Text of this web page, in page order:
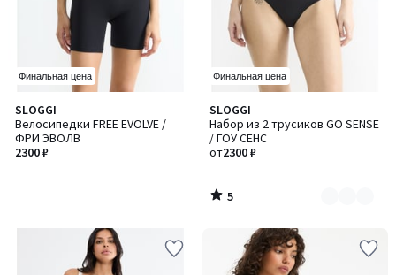
Финальная цена
SLOGGI
Велосипедки FREE EVOLVE /
ФРИ ЭВОЛВ
2300 ₽
Финальная цена
SLOGGI
Набор из 2 трусиков GO SENSE
/ ГОУ СЕНС
от2300 ₽
5
/
5
Количество
цветов:
3
5
/